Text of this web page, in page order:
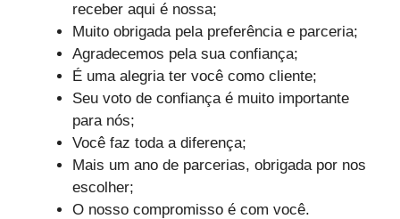
receber aqui é nossa;
Muito obrigada pela preferência e parceria;
Agradecemos pela sua confiança;
É uma alegria ter você como cliente;
Seu voto de confiança é muito importante
para nós;
Você faz toda a diferença;
Mais um ano de parcerias, obrigada por nos
escolher;
O nosso compromisso é com você.